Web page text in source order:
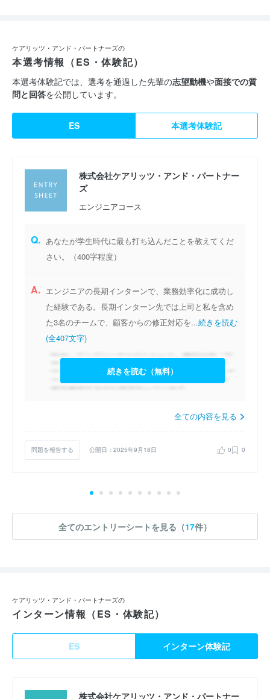
ケアリッツ・アンド・パートナーズの
本選考情報（ES・体験記）
本選考体験記では、選考を通過した先輩の志望動機や面接での質
問と回答を公開しています。
ES 本選考体験記
株式会社ケアリッツ・アンド・パートナー
ズ
エンジニアコース
Q. あなたが学生時代に最も打ち込んだことを教えてくだ
さい。（400字程度）
A. エンジニアの長期インターンで、業務効率化に成功し
た経験である。長期インターン先では上司と私を含め
た3名のチームで、顧客からの修正対応を...続きを読む
(全407文字)
続きを読む（無料）
全ての内容を見る
問題を報告する 公開日：2025年9月18日 0 0
全てのエントリーシートを見る（17件）
ケアリッツ・アンド・パートナーズの
インターン情報（ES・体験記）
ES インターン体験記
株式会社ケアリッツ・アンド・パートナー